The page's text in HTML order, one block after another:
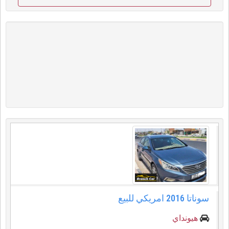
سوناتا ⁦⁦2016⁩⁩ امريكي للبيع
هيونداي